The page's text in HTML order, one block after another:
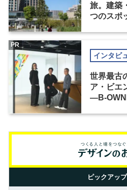
旅。建築
つのスポ
インタビ
世界最古
ア・ビエ
―B-
PR
ピックアッ